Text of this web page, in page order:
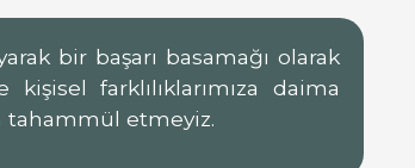
bir başarı basamağı olarak
farklılıklarımıza daima
tahammül etmeyiz.